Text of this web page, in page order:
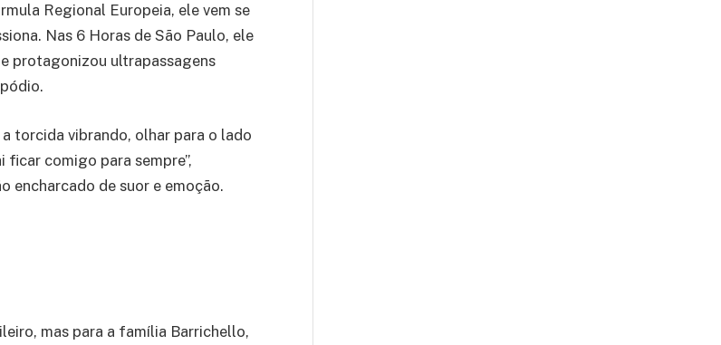
Regional Europeia, ele vem se
Nas 6 Horas de São Paulo, ele
protagonizou ultrapassagens
torcida vibrando, olhar para o lado
comigo para sempre”,
encharcado de suor e emoção.
mas para a família Barrichello,